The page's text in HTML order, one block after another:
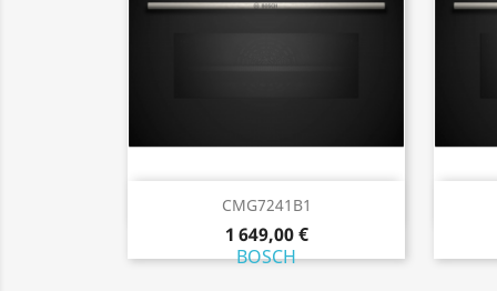
CMG7241B1
1 649,00 €
BOSCH
Aperçu rapide